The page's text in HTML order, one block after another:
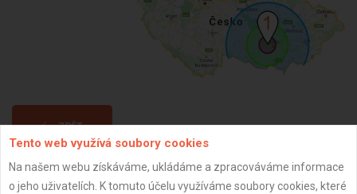
ZPĚT
Aktualizováno z portálu ARES dne 10.01.2026 10:52:03
Tento web využívá soubory cookies
Na našem webu získáváme, ukládáme a zpracováváme informace
o jeho uživatelích. K tomuto účelu využíváme soubory cookies, které